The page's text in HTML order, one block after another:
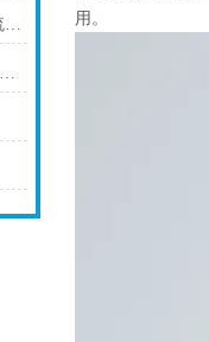
内置上拉电阻、PWM控制的直流风机接线
散热风扇引线加长对它的性能有影响吗
用。